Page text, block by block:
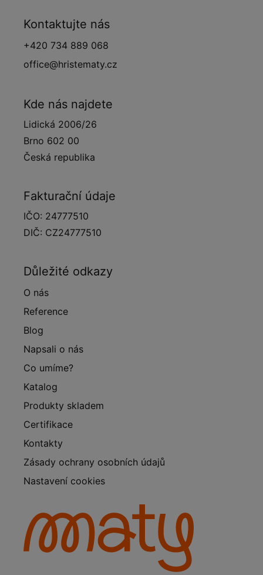
Kontaktujte nás
+420 734 889 068
office@hristematy.cz
Kde nás najdete
Lidická 2006/26
Brno 602 00
Česká republika
Fakturační údaje
IČO: 24777510
DIČ: CZ24777510
Důležité odkazy
O nás
Reference
Blog
Napsali o nás
Co umíme?
Katalog
Produkty skladem
Certifikace
Kontakty
Zásady ochrany osobních údajů
Nastavení cookies